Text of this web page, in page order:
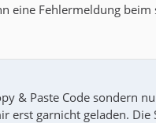
eine Fehlermeldung
& Paste Code sondern
erst garnicht geladen.